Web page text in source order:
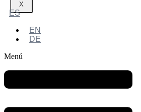
X
ES
EN
DE
Menú